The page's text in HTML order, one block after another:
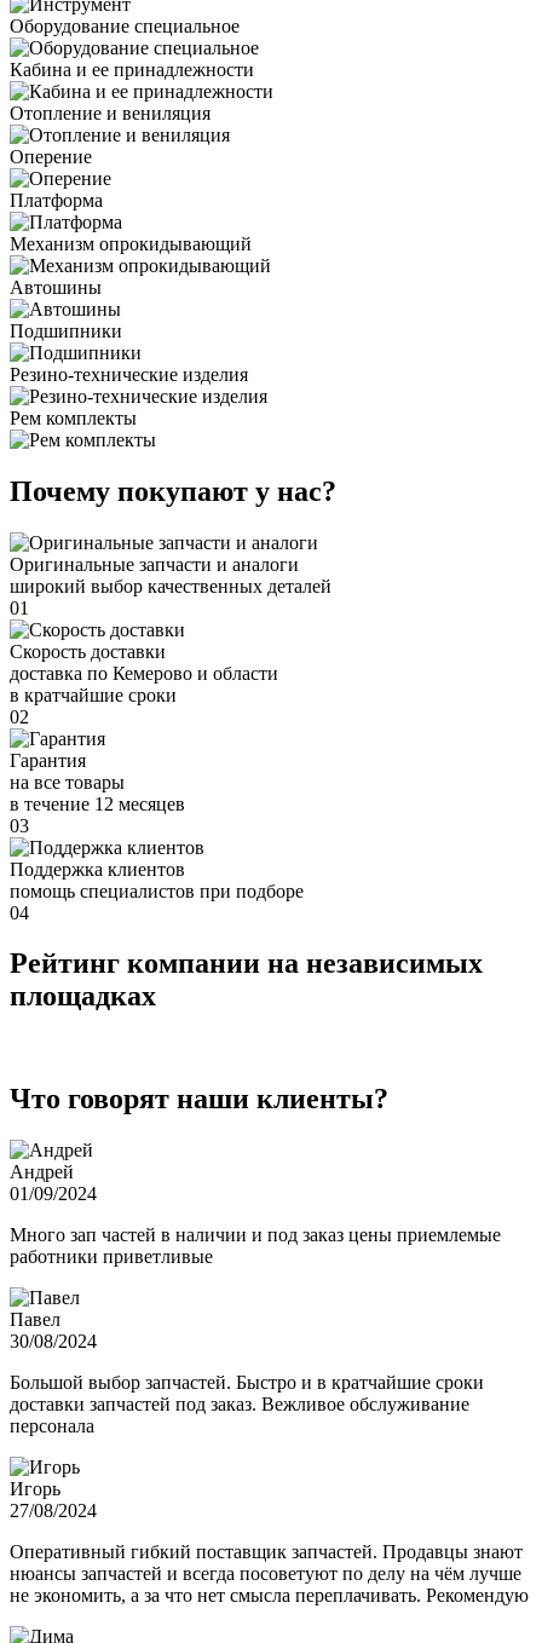
Оборудование специальное
Кабина и ее принадлежности
Отопление и вениляция
Оперение
Платформа
Механизм опрокидывающий
Автошины
Подшипники
Резино-технические изделия
Рем комплекты
Почему покупают у нас?
Оригинальные запчасти и аналоги
широкий выбор качественных деталей
01
Скорость доставки
доставка по Кемерово и области
в кратчайшие сроки
02
Гарантия
на все товары
в течение 12 месяцев
03
Поддержка клиентов
помощь специалистов при подборе
04
Рейтинг компании на независимых
площадках
Что говорят наши клиенты?
Андрей
01/09/2024
Много зап частей в наличии и под заказ цены приемлемые
работники приветливые
Павел
30/08/2024
Большой выбор запчастей. Быстро и в кратчайшие сроки
доставки запчастей под заказ. Вежливое обслуживание
персонала
Игорь
27/08/2024
Оперативный гибкий поставщик запчастей. Продавцы знают
нюансы запчастей и всегда посоветуют по делу на чём лучше
не экономить, а за что нет смысла переплачивать. Рекомендую